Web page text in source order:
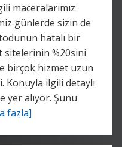
maceralarımız
günlerde sizin de
hatalı bir
sitelerinin %20sini
birçok hizmet uzun
Konuyla ilgili detaylı
alıyor. Şunu
fazla]